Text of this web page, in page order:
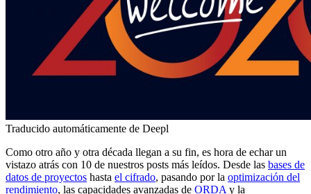
Traducido automáticamente de Deepl
Como otro año y otra década llegan a su fin, es hora de echar un
vistazo atrás con 10 de nuestros posts más leídos. Desde las bases de
datos de proyectos hasta el cifrado, pasando por la optimización del
rendimiento, las capacidades avanzadas de ORDA y la